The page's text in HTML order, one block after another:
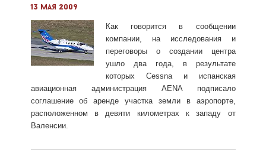
13 мая 2009
Как говорится в сообщении
компании, на исследования и
переговоры о создании центра
ушло два года, в результате
которых Cessna и испанская
авиационная администрация AENA подписало
соглашение об аренде участка земли в аэропорте,
расположенном в девяти километрах к западу от
Валенсии.